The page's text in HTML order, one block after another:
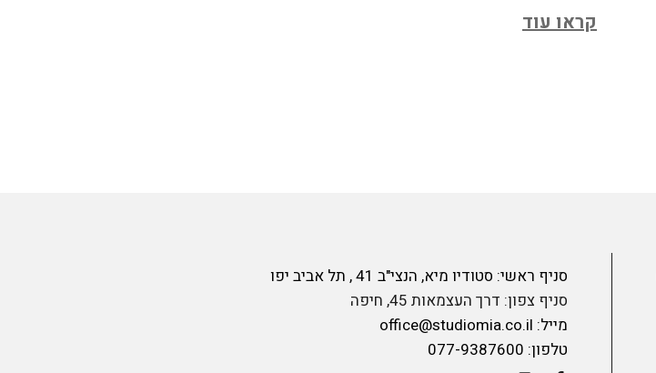
קראו עוד
סניף ראשי: סטודיו מיא, הנצי"ב 41 , תל אביב יפו
סניף צפון: דרך העצמאות 45, חיפה
מייל: office@studiomia.co.il
טלפון: 077-9387600